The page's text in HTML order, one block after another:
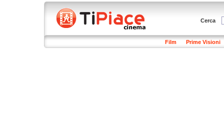
Cerca
Film Prime Visioni